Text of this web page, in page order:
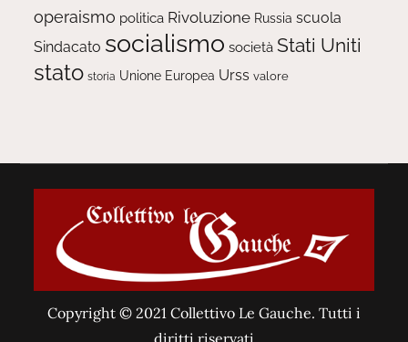
operaismo politica Rivoluzione Russia scuola
Sindacato socialismo società Stati Uniti
stato storia Unione Europea Urss valore
Copyright © 2021 Collettivo Le Gauche. Tutti i